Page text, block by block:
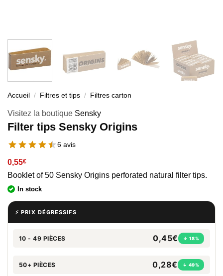
Accueil / Filtres et tips / Filtres carton
Visitez la boutique Sensky
Filter tips Sensky Origins
6 avis
0,55€
Booklet of 50 Sensky Origins perforated natural filter tips.
In stock
⚡ PRIX DÉGRESSIFS
10 - 49 PIÈCES 0,45€ ↓ 18%
50+ PIÈCES 0,28€ ↓ 49%